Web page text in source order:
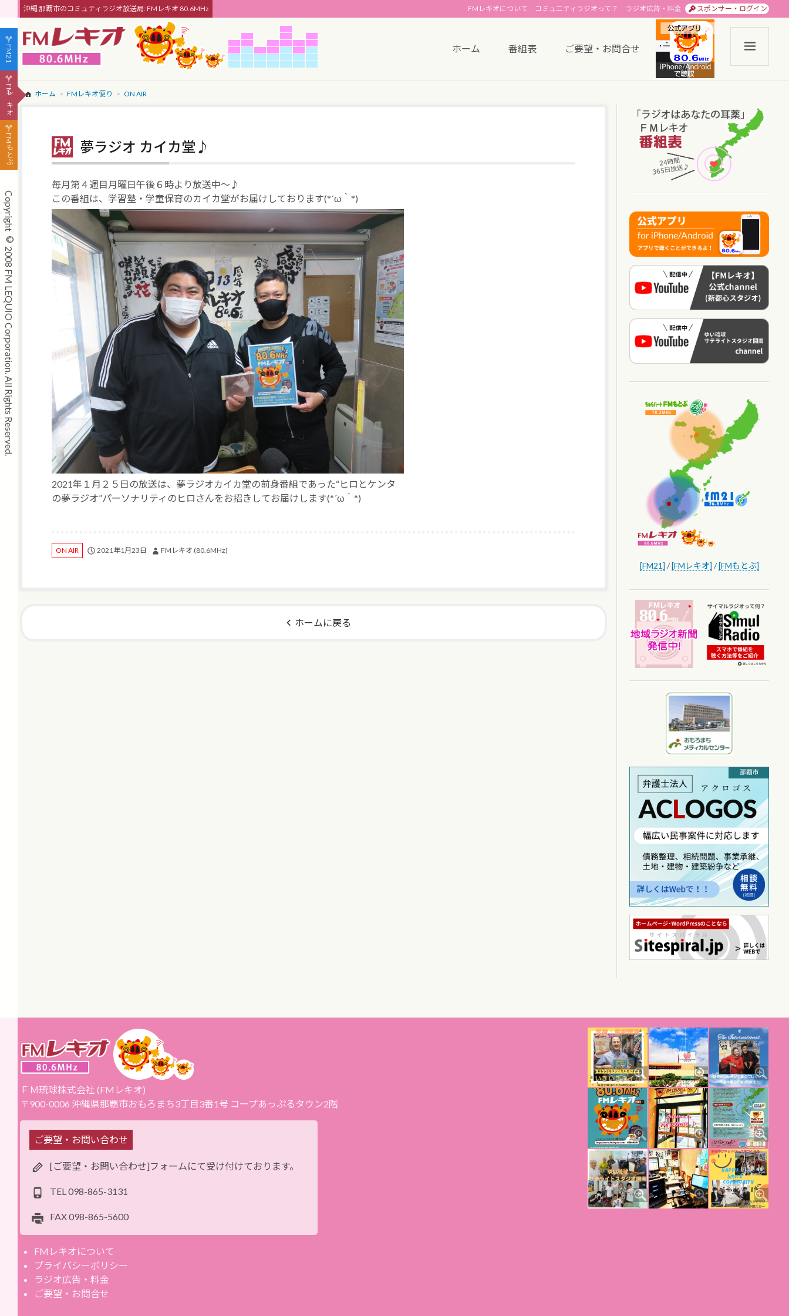
沖縄 那覇市のコミュティラジオ放送局: FMレキオ 80.6MHz スポンサー・ログイン
ラジオ広告・料金
コミュニティラジオって？
FMレキオについて
ホーム 番組表 ご要望・お問合せ
ホーム FMレキオ便り ON AIR
夢ラジオ カイカ堂♪
毎月第４週目月曜日午後６時より放送中～♪
この番組は、学習塾・学童保育のカイカ堂がお届けしております(*´ω｀*)
2021年１月２５日の放送は、夢ラジオカイカ堂の前身番組であった“ヒロとケンタ
の夢ラジオ”パーソナリティのヒロさんをお招きしてお届けします(*´ω｀*)
ON AIR 2021年1月23日 FMレキオ (80.6MHz)
ホームに戻る
[FM21] /[FMレキオ] /[FMもとぶ]
ＦＭ琉球株式会社 (FMレキオ)
〒900-0006 沖縄県那覇市おもろまち3丁目3番1号 コープあっぷるタウン2階
ご要望・お問い合わせ
[ご要望・お問い合わせ]フォームにて受け付けております。
TEL 098-865-3131
FAX098-865-5600
FMレキオについて
プライバシーポリシー
ラジオ広告・料金
ご要望・お問合せ
FM21
FMレキオ
FMもとぶ
Copyright © 2008 FM LEQUIO Corporation. All Rights Reserved.